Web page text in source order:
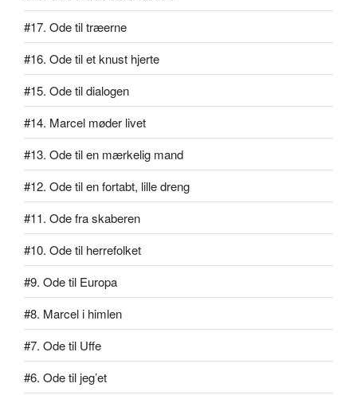
#17. Ode til træerne
#16. Ode til et knust hjerte
#15. Ode til dialogen
#14. Marcel møder livet
#13. Ode til en mærkelig mand
#12. Ode til en fortabt, lille dreng
#11. Ode fra skaberen
#10. Ode til herrefolket
#9. Ode til Europa
#8. Marcel i himlen
#7. Ode til Uffe
#6. Ode til jeg’et